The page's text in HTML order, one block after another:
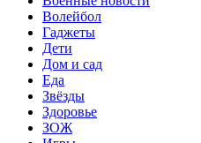
Волейбол
Гаджеты
Дети
Дом и сад
Еда
Звёзды
Здоровье
ЗОЖ